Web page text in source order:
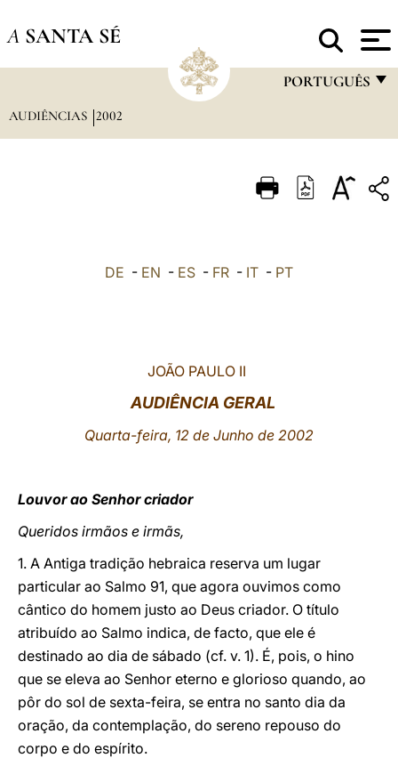
A SANTA SÉ
PORTUGUÊS
ITALIANO
LATINE
AUDIÊNCIAS 2002
DE - EN - ES - FR - IT - PT
JOÃO PAULO II
AUDIÊNCIA GERAL
Quarta-feira, 12 de Junho de 2002
Louvor ao Senhor criador
Queridos irmãos e irmãs,
1. A Antiga tradição hebraica reserva um lugar
particular ao Salmo 91, que agora ouvimos como
cântico do homem justo ao Deus criador. O título
atribuído ao Salmo indica, de facto, que ele é
destinado ao dia de sábado (cf. v. 1). É, pois, o hino
que se eleva ao Senhor eterno e glorioso quando, ao
pôr do sol de sexta-feira, se entra no santo dia da
oração, da contemplação, do sereno repouso do
corpo e do espírito.